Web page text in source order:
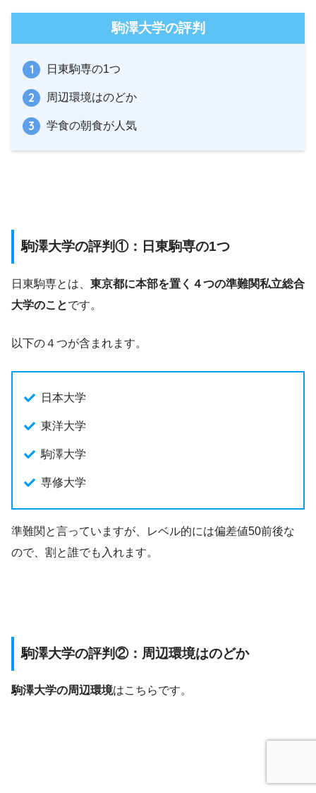
駒澤大学の評判
日東駒専の1つ
周辺環境はのどか
学食の朝食が人気
駒澤大学の評判①：日東駒専の1つ
日東駒専とは、 東京都に本部を置く４つの準難関私立総合
大学のことです。
以下の４つが含まれます。
日本大学
東洋大学
駒澤大学
専修大学
準難関と言っていますが、レベル的には偏差値50前後な
ので、割と誰でも入れます。
駒澤大学の評判②：周辺環境はのどか
駒澤大学の周辺環境はこちらです。